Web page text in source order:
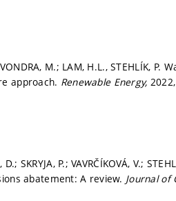
M.; LAM, H.L., STEHLÍK,
approach. Renewable Energy,
D.; SKRYJA, P.; VAVRČÍKOVÁ, V.;
abatement: A review. Journal of